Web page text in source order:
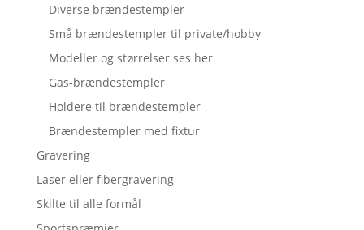
Diverse brændestempler
Små brændestempler til private/hobby
Modeller og størrelser ses her
Gas-brændestempler
Holdere til brændestempler
Brændestempler med fixtur
Gravering
Laser eller fibergravering
Skilte til alle formål